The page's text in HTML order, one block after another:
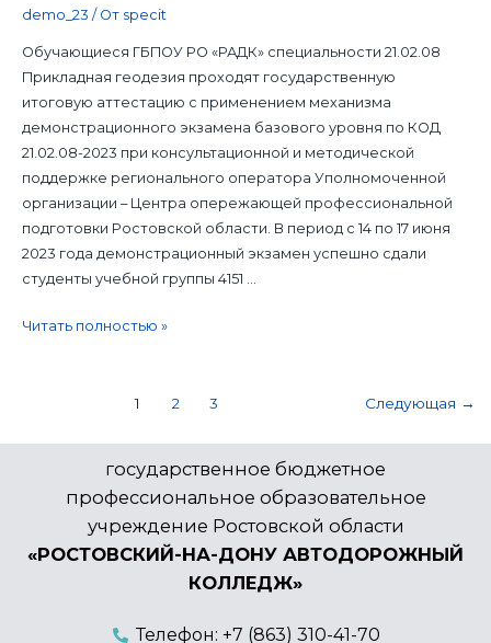
demo_23 / От specit
Обучающиеся ГБПОУ РО «РАДК» специальности 21.02.08
Прикладная геодезия проходят государственную
итоговую аттестацию с применением механизма
демонстрационного экзамена базового уровня по КОД
21.02.08-2023 при консультационной и методической
поддержке регионального оператора Уполномоченной
организации – Центра опережающей профессиональной
подготовки Ростовской области. В период с 14 по 17 июня
2023 года демонстрационный экзамен успешно сдали
студенты учебной группы 4151 …
Читать полностью »
1 2 3 Следующая →
государственное бюджетное
профессиональное образовательное
учреждение Ростовской области
«РОСТОВСКИЙ-НА-ДОНУ АВТОДОРОЖНЫЙ
КОЛЛЕДЖ»
Телефон: +7 (863) 310-41-70